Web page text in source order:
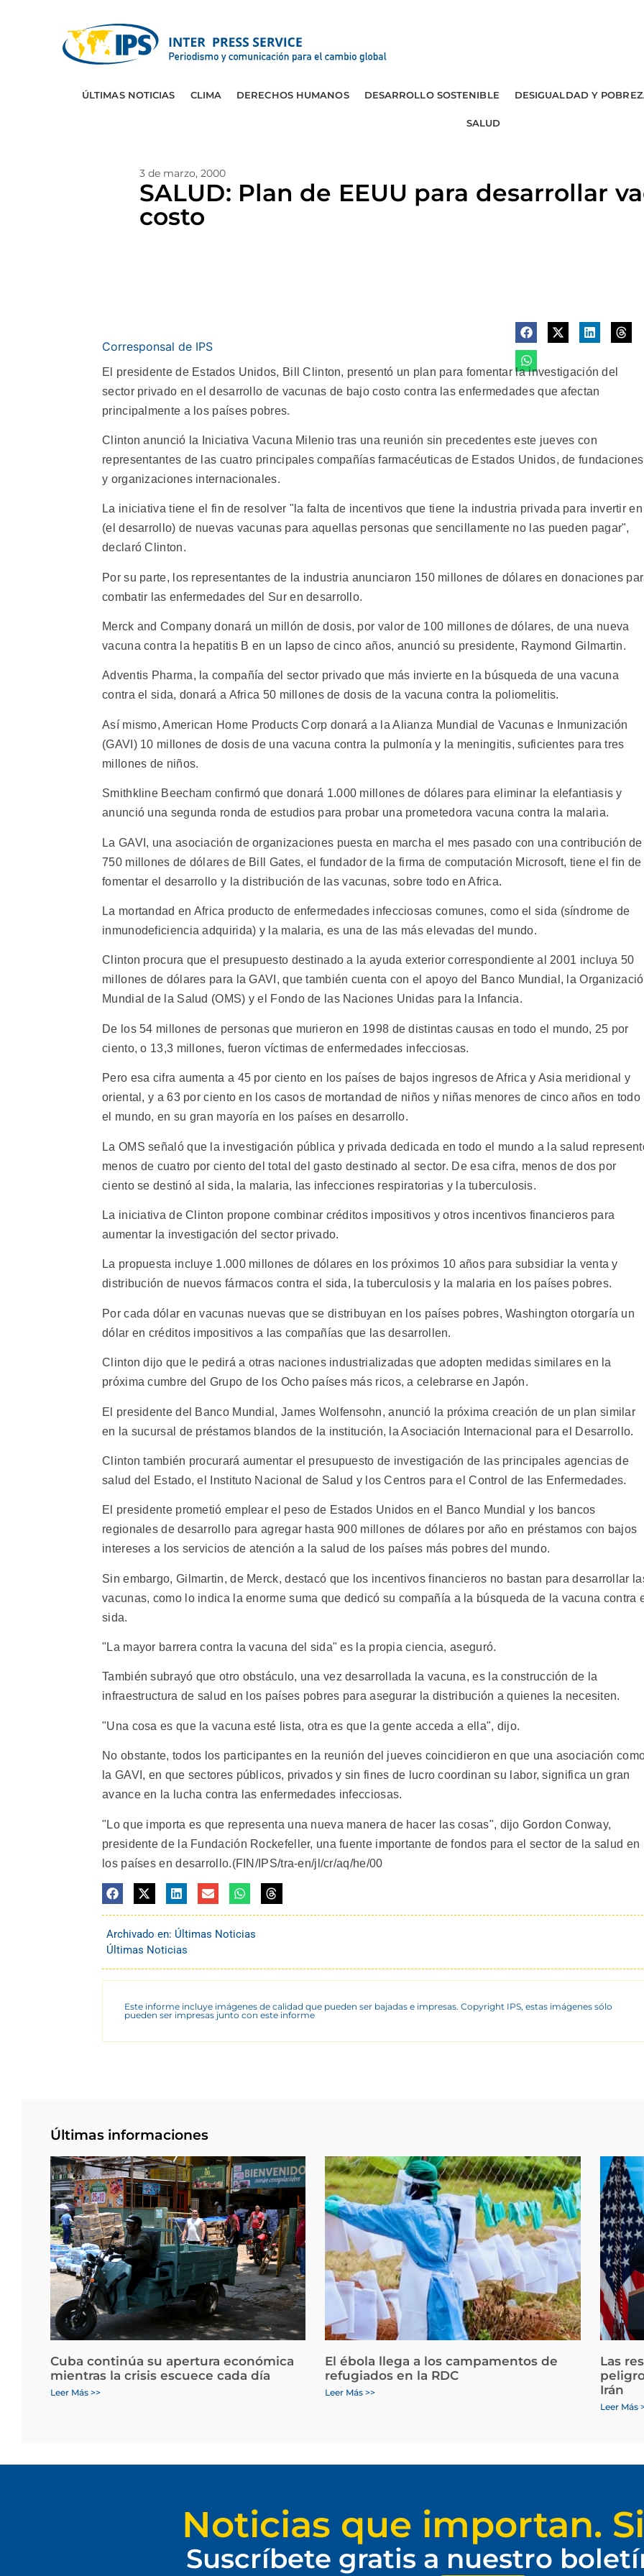
ÚLTIMAS NOTICIAS CLIMA DERECHOS HUMANOS DESARROLLO SOSTENIBLE DESIGUALDAD Y
SALUD
3 de marzo, 2000
SALUD: Plan de EEUU para desarrollar
costo
Corresponsal de IPS
El presidente de Estados Unidos, Bill Clinton, presentó un plan para fomentar la investigación del
sector privado en el desarrollo de vacunas de bajo costo contra las enfermedades que afectan
principalmente a los países pobres.
Clinton anunció la Iniciativa Vacuna Milenio tras una reunión sin precedentes este jueves con
representantes de las cuatro principales compañías farmacéuticas de Estados Unidos, de fundaciones
y organizaciones internacionales.
La iniciativa tiene el fin de resolver "la falta de incentivos que tiene la industria privada para invertir en
(el desarrollo) de nuevas vacunas para aquellas personas que sencillamente no las pueden pagar",
declaró Clinton.
Por su parte, los representantes de la industria anunciaron 150 millones de dólares en donaciones
combatir las enfermedades del Sur en desarrollo.
Merck and Company donará un millón de dosis, por valor de 100 millones de dólares, de una nueva
vacuna contra la hepatitis B en un lapso de cinco años, anunció su presidente, Raymond Gilmartin.
Adventis Pharma, la compañía del sector privado que más invierte en la búsqueda de una vacuna
contra el sida, donará a Africa 50 millones de dosis de la vacuna contra la poliomelitis.
Así mismo, American Home Products Corp donará a la Alianza Mundial de Vacunas e Inmunización
(GAVI) 10 millones de dosis de una vacuna contra la pulmonía y la meningitis, suficientes para tres
millones de niños.
Smithkline Beecham confirmó que donará 1.000 millones de dólares para eliminar la elefantiasis y
anunció una segunda ronda de estudios para probar una prometedora vacuna contra la malaria.
La GAVI, una asociación de organizaciones puesta en marcha el mes pasado con una contribución de
750 millones de dólares de Bill Gates, el fundador de la firma de computación Microsoft, tiene el fin de
fomentar el desarrollo y la distribución de las vacunas, sobre todo en Africa.
La mortandad en Africa producto de enfermedades infecciosas comunes, como el sida (síndrome de
inmunodeficiencia adquirida) y la malaria, es una de las más elevadas del mundo.
Clinton procura que el presupuesto destinado a la ayuda exterior correspondiente al 2001 incluya 50
millones de dólares para la GAVI, que también cuenta con el apoyo del Banco Mundial, la
Mundial de la Salud (OMS) y el Fondo de las Naciones Unidas para la Infancia.
De los 54 millones de personas que murieron en 1998 de distintas causas en todo el mundo, 25 por
ciento, o 13,3 millones, fueron víctimas de enfermedades infecciosas.
Pero esa cifra aumenta a 45 por ciento en los países de bajos ingresos de Africa y Asia meridional y
oriental, y a 63 por ciento en los casos de mortandad de niños y niñas menores de cinco años en todo
el mundo, en su gran mayoría en los países en desarrollo.
La OMS señaló que la investigación pública y privada dedicada en todo el mundo a la salud
menos de cuatro por ciento del total del gasto destinado al sector. De esa cifra, menos de dos por
ciento se destinó al sida, la malaria, las infecciones respiratorias y la tuberculosis.
La iniciativa de Clinton propone combinar créditos impositivos y otros incentivos financieros para
aumentar la investigación del sector privado.
La propuesta incluye 1.000 millones de dólares en los próximos 10 años para subsidiar la venta y
distribución de nuevos fármacos contra el sida, la tuberculosis y la malaria en los países pobres.
Por cada dólar en vacunas nuevas que se distribuyan en los países pobres, Washington otorgaría un
dólar en créditos impositivos a las compañías que las desarrollen.
Clinton dijo que le pedirá a otras naciones industrializadas que adopten medidas similares en la
próxima cumbre del Grupo de los Ocho países más ricos, a celebrarse en Japón.
El presidente del Banco Mundial, James Wolfensohn, anunció la próxima creación de un plan similar
en la sucursal de préstamos blandos de la institución, la Asociación Internacional para el Desarrollo.
Clinton también procurará aumentar el presupuesto de investigación de las principales agencias de
salud del Estado, el Instituto Nacional de Salud y los Centros para el Control de las Enfermedades.
El presidente prometió emplear el peso de Estados Unidos en el Banco Mundial y los bancos
regionales de desarrollo para agregar hasta 900 millones de dólares por año en préstamos con bajos
intereses a los servicios de atención a la salud de los países más pobres del mundo.
Sin embargo, Gilmartin, de Merck, destacó que los incentivos financieros no bastan para desarrollar
vacunas, como lo indica la enorme suma que dedicó su compañía a la búsqueda de la vacuna contra
sida.
"La mayor barrera contra la vacuna del sida" es la propia ciencia, aseguró.
También subrayó que otro obstáculo, una vez desarrollada la vacuna, es la construcción de la
infraestructura de salud en los países pobres para asegurar la distribución a quienes la necesiten.
"Una cosa es que la vacuna esté lista, otra es que la gente acceda a ella", dijo.
No obstante, todos los participantes en la reunión del jueves coincidieron en que una asociación
la GAVI, en que sectores públicos, privados y sin fines de lucro coordinan su labor, significa un gran
avance en la lucha contra las enfermedades infecciosas.
"Lo que importa es que representa una nueva manera de hacer las cosas", dijo Gordon Conway,
presidente de la Fundación Rockefeller, una fuente importante de fondos para el sector de la salud en
los países en desarrollo.(FIN/IPS/tra-en/jl/cr/aq/he/00
Archivado en: Últimas Noticias
Últimas Noticias
Este informe incluye imágenes de calidad que pueden ser bajadas e impresas. Copyright IPS, estas imágenes sólo
pueden ser impresas junto con este informe
Últimas informaciones
Cuba continúa su apertura económica
mientras la crisis escuece cada día
Leer Más >>
El ébola llega a los campamentos de
refugiados en la RDC
Leer Más >>
Las
Irán
Leer Más
Noticias que importan.
Suscríbete gratis a nuestro